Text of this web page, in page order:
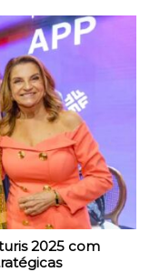
2025 com